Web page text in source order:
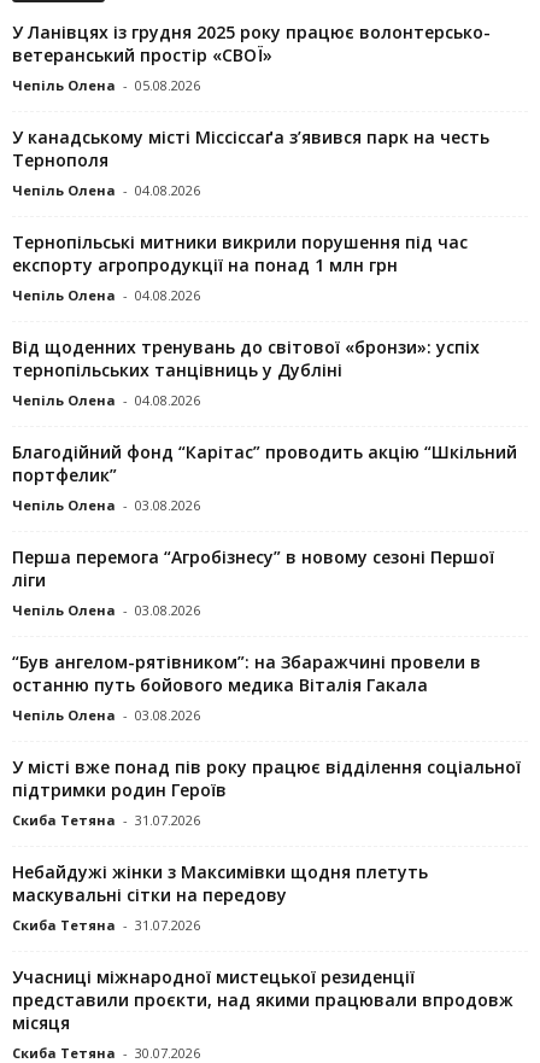
У Ланівцях із грудня 2025 року працює волонтерсько-
ветеранський простір «СВОЇ»
Чепіль Олена - 05.08.2026
У канадському місті Міссіссаґа з’явився парк на честь
Тернополя
Чепіль Олена - 04.08.2026
Тернопільські митники викрили порушення під час
експорту агропродукції на понад 1 млн грн
Чепіль Олена - 04.08.2026
Від щоденних тренувань до світової «бронзи»: успіх
тернопільських танцівниць у Дубліні
Чепіль Олена - 04.08.2026
Благодійний фонд “Карітас” проводить акцію “Шкільний
портфелик”
Чепіль Олена - 03.08.2026
Перша перемога “Агробізнесу” в новому сезоні Першої
ліги
Чепіль Олена - 03.08.2026
“Був ангелом-рятівником”: на Збаражчині провели в
останню путь бойового медика Віталія Гакала
Чепіль Олена - 03.08.2026
У місті вже понад пів року працює відділення соціальної
підтримки родин Героїв
Скиба Тетяна - 31.07.2026
Небайдужі жінки з Максимівки щодня плетуть
маскувальні сітки на передову
Скиба Тетяна - 31.07.2026
Учасниці міжнародної мистецької резиденції
представили проєкти, над якими працювали впродовж
місяця
Скиба Тетяна - 30.07.2026